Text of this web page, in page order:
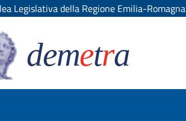
Legislativa della Regione Emilia-Romagna
demetra